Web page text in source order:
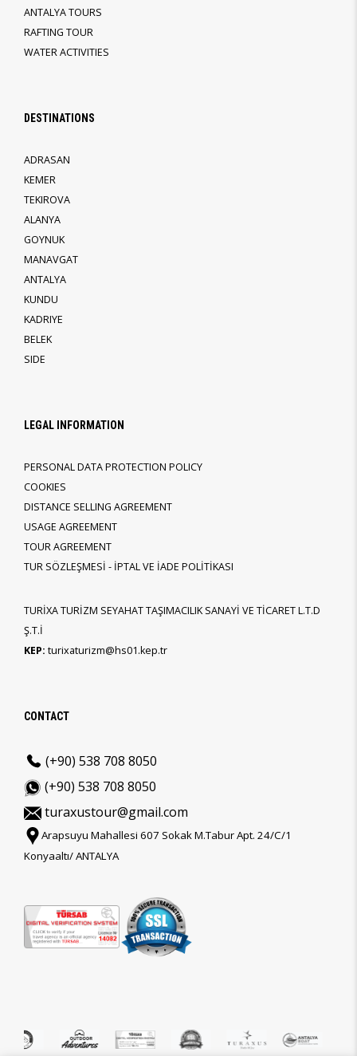
ANTALYA TOURS
RAFTING TOUR
WATER ACTIVITIES
DESTINATIONS
ADRASAN
KEMER
TEKIROVA
ALANYA
GOYNUK
MANAVGAT
ANTALYA
KUNDU
KADRIYE
BELEK
SIDE
LEGAL INFORMATION
PERSONAL DATA PROTECTION POLICY
COOKIES
DISTANCE SELLING AGREEMENT
USAGE AGREEMENT
TOUR AGREEMENT
TUR SÖZLEŞMESİ - İPTAL VE İADE POLİTİKASI
TURİXA TURİZM SEYAHAT TAŞIMACILIK SANAYİ VE TİCARET L.T.D
Ş.T.İ
KEP: turixaturizm@hs01.kep.tr
CONTACT
(+90) 538 708 8050
(+90) 538 708 8050
turaxustour@gmail.com
Arapsuyu Mahallesi 607 Sokak M.Tabur Apt. 24/C/1
Konyaaltı/ ANTALYA